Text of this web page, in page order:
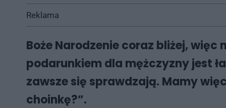
Reklama
Boże Narodzenie coraz bliżej,
podarunkiem dla mężczyzny jest
zawsze się sprawdzają. Mamy
choinkę?”.